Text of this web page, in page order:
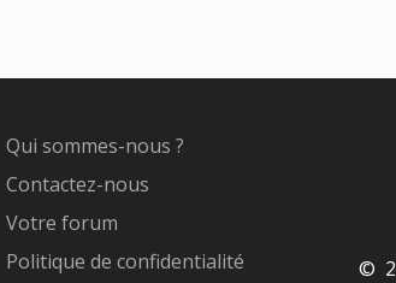
Qui sommes-nous ?
Contactez-nous
Votre forum
Politique de confidentialité
©